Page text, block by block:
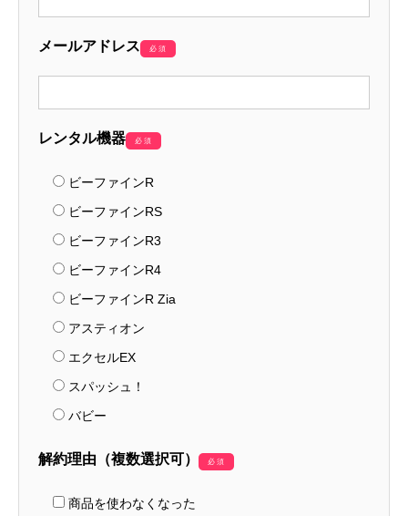
メールアドレス 必須
レンタル機器 必須
ビーファインR
ビーファインRS
ビーファインR3
ビーファインR4
ビーファインR Zia
アスティオン
エクセルEX
スパッシュ！
バビー
解約理由（複数選択可） 必須
商品を使わなくなった